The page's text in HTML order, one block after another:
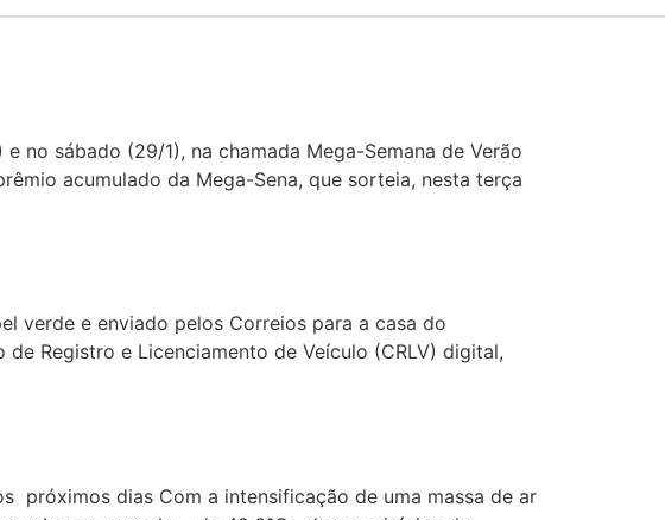
no sábado (29/1), na chamada Mega-Semana de Verão
acumulado da Mega-Sena, que sorteia, nesta terça
verde e enviado pelos Correios para a casa do
Registro e Licenciamento de Veículo (CRLV) digital,
próximos dias Com a intensificação de uma massa de ar